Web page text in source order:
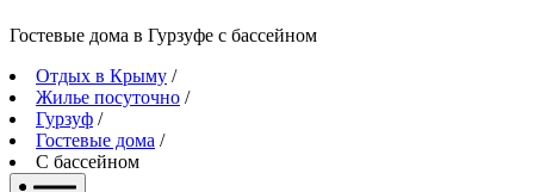
Гостевые дома в Гурзуфе c бассейном
Отдых в Крыму /
Жилье посуточно /
Гурзуф /
Гостевые дома /
С бассейном